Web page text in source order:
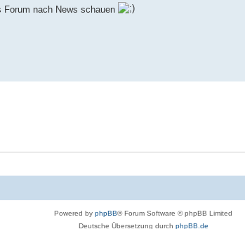
Forum nach News schauen
Powered by phpBB® Forum Software © phpBB Limited
Deutsche Übersetzung durch phpBB.de